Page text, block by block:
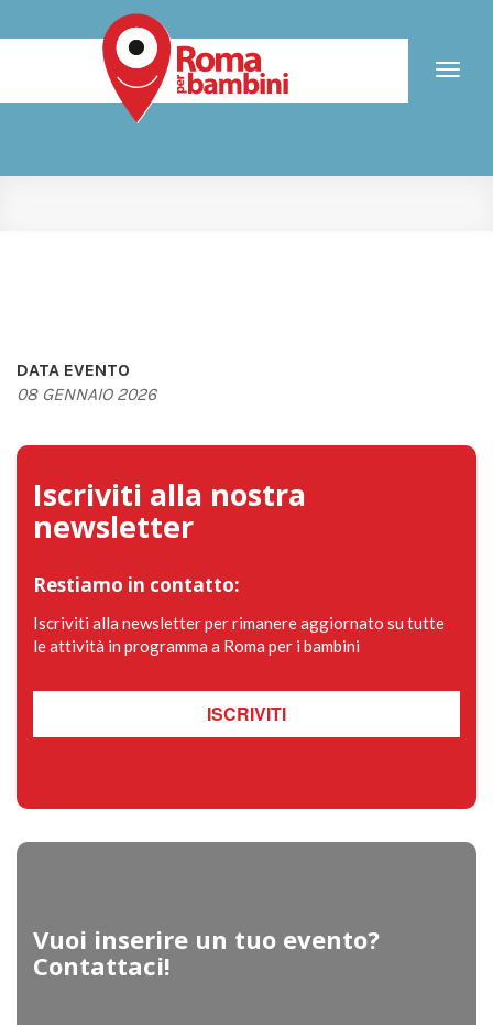
Toggle
DATA EVENTO
08 GENNAIO 2026
Iscriviti alla nostra
newsletter
Restiamo in contatto:
Iscriviti alla newsletter per rimanere aggiornato su tutte
le attività in programma a Roma per i bambini
ISCRIVITI
Vuoi inserire un tuo evento?
Contattaci!